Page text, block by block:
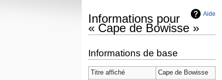
Aide
Informations pour
« Cape de Bowisse »
à
la
navigation
à
la
recherche
Informations de base
Titre affiché
Cape de Bowisse